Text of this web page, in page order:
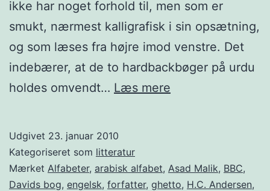
ikke har noget forhold til, men som er
smukt, nærmest kalligrafisk i sin opsætning,
og som læses fra højre imod venstre. Det
indebærer, at de to hardbackbøger på urdu
holdes omvendt… Læs mere
Udgivet 23. januar 2010
Kategoriseret som litteratur
Mærket Alfabeter, arabisk alfabet, Asad Malik, BBC,
Davids bog, engelsk, forfatter, ghetto, H.C. Andersen,